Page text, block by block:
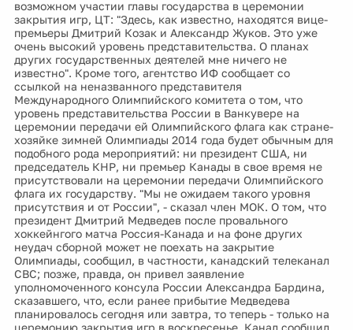
возможном участии главы государства в церемонии
закрытия игр, ЦТ: "Здесь, как известно, находятся вице-
премьеры Дмитрий Козак и Александр Жуков. Это уже
очень высокий уровень представительства. О планах
других государственных деятелей мне ничего не
известно". Кроме того, агентство ИФ сообщает со
ссылкой на неназванного представителя
Международного Олимпийского комитета о том, что
уровень представительства России в Ванкувере на
церемонии передачи ей Олимпийского флага как стране-
хозяйке зимней Олимпиады 2014 года будет обычным для
подобного рода мероприятий: ни президент США, ни
председатель КНР, ни премьер Канады в свое время не
присутствовали на церемонии передачи Олимпийского
флага их государству. "Мы не ожидаем такого уровня
присутствия и от России", - сказал член МОК. О том, что
президент Дмитрий Медведев после провального
хоккейнгого матча Россия-Канада и на фоне других
неудач сборной может не поехать на закрытие
Олимпиады, сообщил, в частности, канадский телеканал
СВС; позже, правда, он привел заявление
уполномоченного консула России Александра Бардина,
сказавшего, что, если ранее прибытие Медведева
планировалось сегодня или завтра, то теперь - только на